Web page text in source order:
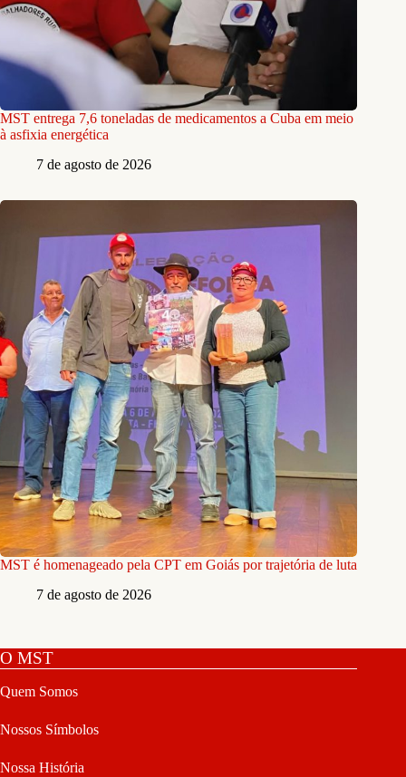
MST entrega 7,6 toneladas de medicamentos a Cuba em meio
à asfixia energética
7 de agosto de 2026
MST é homenageado pela CPT em Goiás por trajetória de luta
7 de agosto de 2026
O MST
Quem Somos
Nossos Símbolos
Nossa História